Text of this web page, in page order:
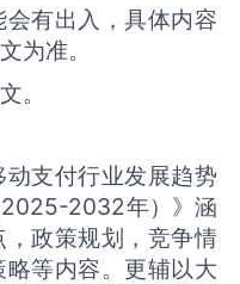
有出入，具体内容
为准。
。
支付行业发展趋势
2025-2032年）》涵
政策规划，竞争情
等内容。更辅以大